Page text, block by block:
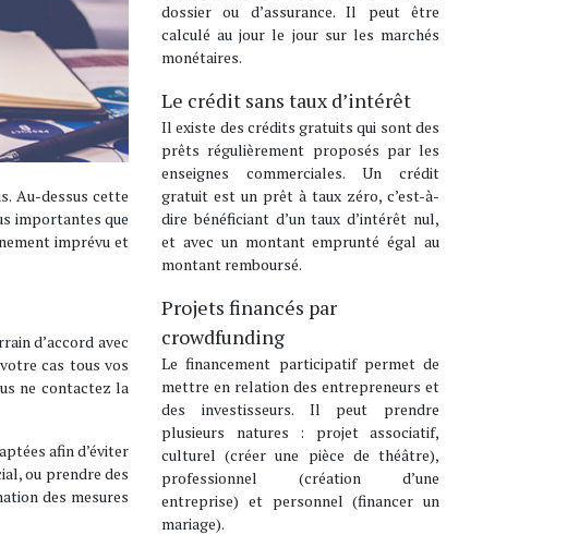
Au-dessus cette
importantes que
imprévu et
d’accord avec
cas tous vos
ne contactez la
afin d’éviter
ou prendre des
des mesures
dossier ou d’assurance. Il peut être
calculé au jour le jour sur les marchés
monétaires.
Le crédit sans taux d’intérêt
Il existe des crédits gratuits qui sont des
prêts régulièrement proposés par les
enseignes commerciales. Un crédit
gratuit est un prêt à taux zéro, c’est-à-
dire bénéficiant d’un taux d’intérêt nul,
et avec un montant emprunté égal au
montant remboursé.
Projets financés par
crowdfunding
Le financement participatif permet de
mettre en relation des entrepreneurs et
des investisseurs. Il peut prendre
plusieurs natures : projet associatif,
culturel (créer une pièce de théâtre),
professionnel (création d’une
entreprise) et personnel (financer un
mariage).